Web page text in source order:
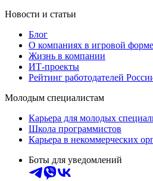
Новости и статьи
Блог
О компаниях в игровой форме
Жизнь в компании
ИТ-проекты
Рейтинг работодателей
Молодым специалистам
Карьера для молодых
Школа программистов
Карьера в некоммерческих
Боты для уведомлений